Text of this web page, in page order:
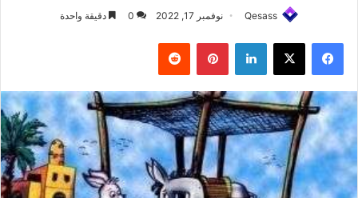
Qesass نوفمبر 17, 2022 0 دقيقة واحدة
فيسبوك ‫X لينكدإن بينتيريست